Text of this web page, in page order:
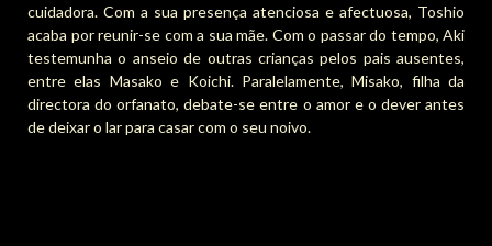
cuidadora. Com a sua presença atenciosa e afectuosa, Toshio
acaba por reunir-se com a sua mãe. Com o passar do tempo, Aki
testemunha o anseio de outras crianças pelos pais ausentes,
entre elas Masako e Koichi. Paralelamente, Misako, filha da
directora do orfanato, debate-se entre o amor e o dever antes
de deixar o lar para casar com o seu noivo.